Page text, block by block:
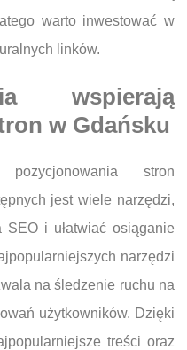
warto inwestować w
linków.
wspierają
w Gdańsku
stron
jest wiele narzędzi,
SEO i ułatwiać osiąganie
narzędzi
na śledzenie ruchu na
użytkowników. Dzięki
treści oraz